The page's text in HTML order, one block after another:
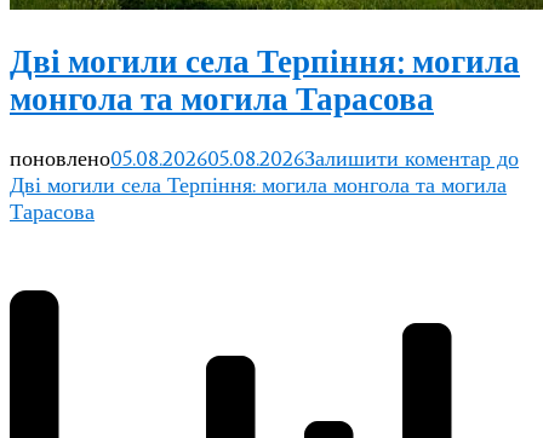
Дві могили села Терпіння: могила
монгола та могила Тарасова
поновлено05.08.202605.08.2026Залишити коментар до
Дві могили села Терпіння: могила монгола та могила
Тарасова